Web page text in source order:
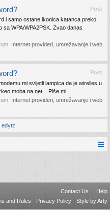
Post
i samo ostane ikonica katanca preko
WPA/WPA2PSK. Zvao danas
Internet provideri, umrežavanje i web
Post
mi svijetli lampica da je wirelles u
moba na net... Piše mi...
Internet provideri, umrežavanje i web
edytz
Contact Us
Help
and Rules
Privacy Policy Style by Arty